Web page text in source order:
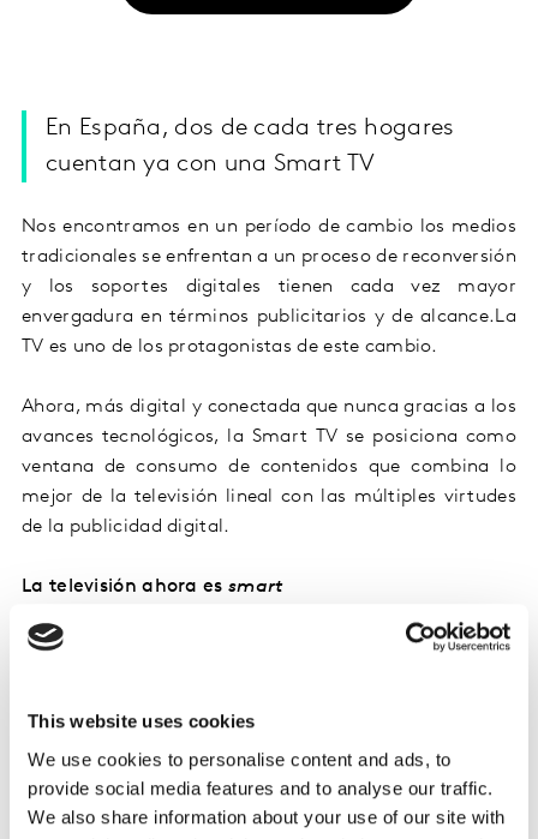
This website uses cookies
We use cookies to personalise content and ads, to
provide social media features and to analyse our traffic.
We also share information about your use of our site with
En España, dos de cada tres hogares
cuentan ya con una Smart TV
Nos encontramos en un período de cambio los medios
tradicionales se enfrentan a un proceso de reconversión
y los soportes digitales tienen cada vez mayor
envergadura en términos publicitarios y de alcance.La
TV es uno de los protagonistas de este cambio.
Ahora, más digital y conectada que nunca gracias a los
avances tecnológicos, la Smart TV se posiciona como
ventana de consumo de contenidos que combina lo
mejor de la televisión lineal con las múltiples virtudes
de la publicidad digital.
La televisión ahora es smart
La evolución de la tecnología y los nuevos hábitos de
de posibilidades.Este dispositivo abre el inventario en
un mercado que pedía más oferta, a la vez que
permite, entre otras cosas, dirigir la publicidad al